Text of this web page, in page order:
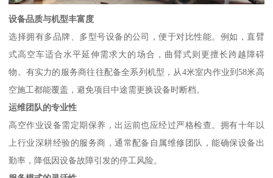
设备品质与机型丰富度
选择拥有多品牌、多型号设备的公司，便于对比性能。例如，直臂
式高空车适合水平延伸需求大的场合，曲臂式则更擅长跨越障碍
物。有实力的服务商往往配备全系列机型，从4米室内作业到58米高
空施工都能覆盖，避免项目中途需更换设备时断档。
运维团队的专业性
高空作业设备需定期保养，出运前也应经过严格检查。拥有十年以
上行业深耕经验的服务商，通常配备自属维修团队，能确保设备出
勤率，降低因设备故障引发的停工风险。